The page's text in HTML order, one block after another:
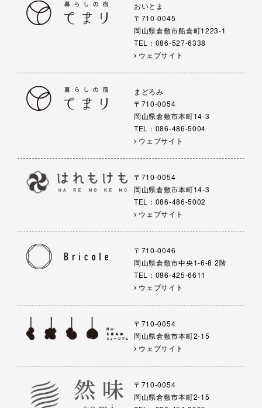
おいとま
〒710-0045
岡山県倉敷市船倉町1223-1
TEL：086-527-6338
ウェブサイト
まどろみ
〒710-0054
岡山県倉敷市本町14-3
TEL：086-486-5004
ウェブサイト
〒710-0054
岡山県倉敷市本町14-3
TEL：086-486-5002
ウェブサイト
〒710-0046
岡山県倉敷市中央1-6-8 2階
TEL：086-425-6611
ウェブサイト
〒710-0054
岡山県倉敷市本町2-15
ウェブサイト
〒710-0054
岡山県倉敷市本町2-15